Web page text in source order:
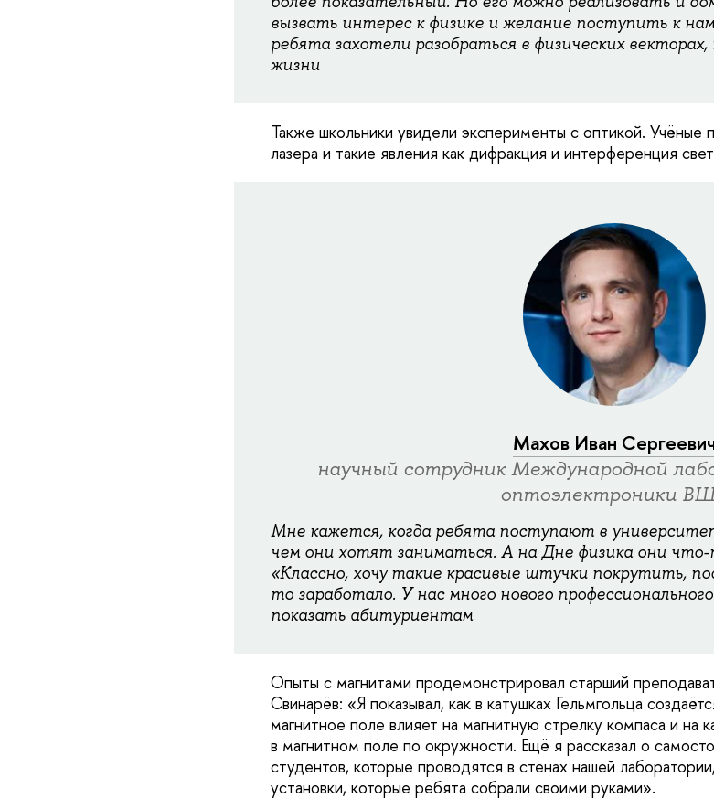
вызвать интерес к физике и желание поступить к
ребята захотели разобраться в физических
жизни
Также школьники увидели эксперименты с оптикой.
лазера и такие явления как дифракция и интерференция
Махов Иван
научный сотрудник Международной
оптоэлектроники
Мне кажется, когда ребята поступают в
чем они хотят заниматься. А на Дне физика они
«Классно, хочу такие красивые штучки покрутить,
то заработало. У нас много нового
показать абитуриентам
Опыты с магнитами продемонстрировал старший
Свинарёв: «Я показывал, как в катушках Гельмгольца
магнитное поле влияет на магнитную стрелку компаса и на
в магнитном поле по окружности. Ещё я рассказал о
студентов, которые проводятся в стенах нашей
установки, которые ребята собрали своими руками».